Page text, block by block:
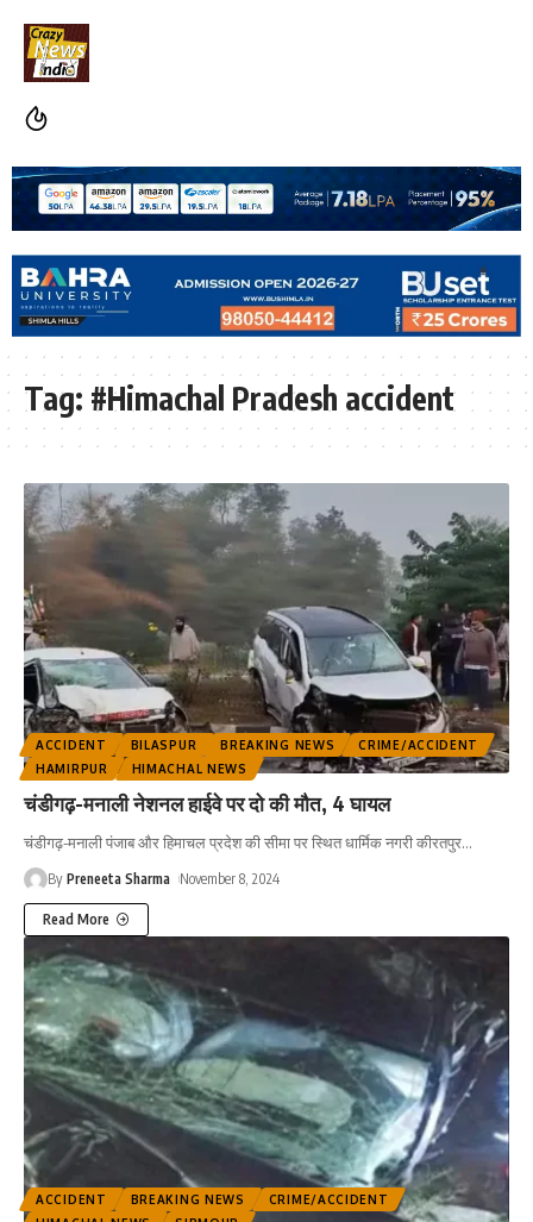
Tag: #Himachal Pradesh accident
ACCIDENT BILASPUR BREAKING NEWS
CRIME/ACCIDENT
HAMIRPUR
HIMACHAL NEWS
चंडीगढ़-मनाली नेशनल हाईवे पर दो की मौत, 4 घायल
चंडीगढ़-मनाली पंजाब और हिमाचल प्रदेश की सीमा पर स्थित धार्मिक नगरी कीरतपुर…
By Preneeta Sharma November 8, 2024
Read More
ACCIDENT BREAKING NEWS
CRIME/ACCIDENT